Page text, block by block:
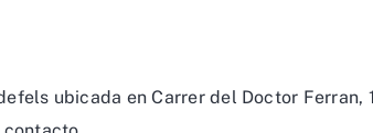
ubicada en Carrer del Doctor Ferran,